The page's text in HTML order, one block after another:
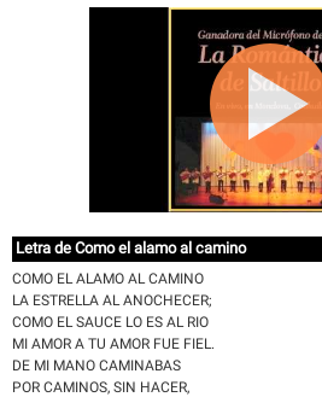
Letra de Como el alamo al camino
COMO EL ALAMO AL CAMINO
LA ESTRELLA AL ANOCHECER;
COMO EL SAUCE LO ES AL RIO
MI AMOR A TU AMOR FUE FIEL.
DE MI MANO CAMINABAS
POR CAMINOS, SIN HACER,